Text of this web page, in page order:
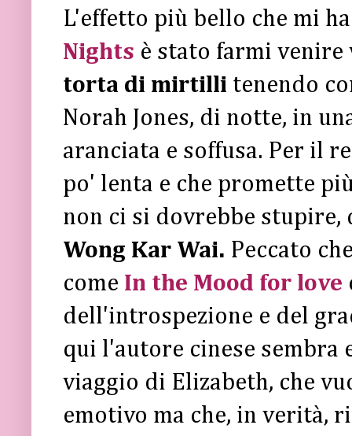
L'effetto più bello che mi
Nights è stato farmi
torta di mirtilli tenendo
Norah Jones, di notte, in
aranciata e soffusa. Per il
po' lenta e che promette
non ci si dovrebbe stupire,
Wong Kar Wai. Peccato
come In the Mood for love
dell'introspezione e del
qui l'autore cinese sembra
viaggio di Elizabeth, che
emotivo ma che, in verità,